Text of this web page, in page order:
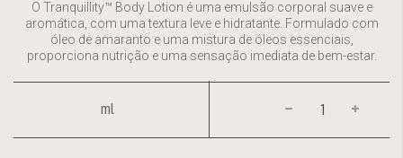
O Tranquillity™ Body Lotion é uma emulsão corporal suave e
aromática, com uma textura leve e hidratante. Formulado com
óleo de amaranto e uma mistura de óleos essenciais,
proporciona nutrição e uma sensação imediata de bem-estar.
ml